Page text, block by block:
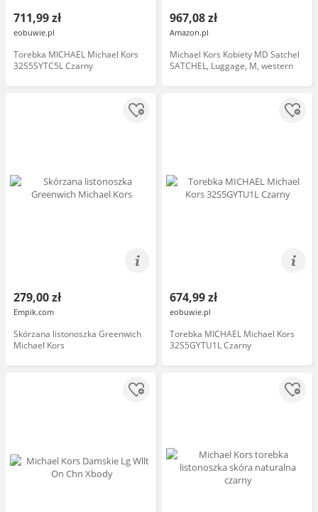
711,99 zł
eobuwie.pl
Torebka MICHAEL Michael Kors
32S5SYTC5L Czarny
967,08 zł
Amazon.pl
Michael Kors Kobiety MD Satchel
SATCHEL, Luggage, M, western
279,00 zł
Empik.com
Skórzana listonoszka Greenwich
Michael Kors
674,99 zł
eobuwie.pl
Torebka MICHAEL Michael Kors
32S5GYTU1L Czarny